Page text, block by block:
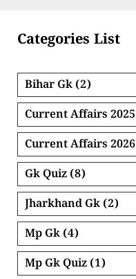
Categories List
Bihar Gk (2)
Current Affairs 2025
Current Affairs 2026
Gk Quiz (8)
Jharkhand Gk (2)
Mp Gk (4)
Mp Gk Quiz (1)